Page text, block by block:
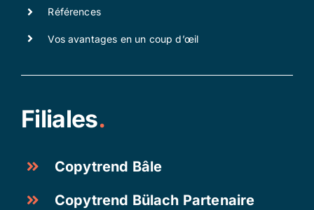
Références
Vos avantages en un coup d’œil
Filiales.
Copytrend Bâle
Copytrend Bülach Partenaire